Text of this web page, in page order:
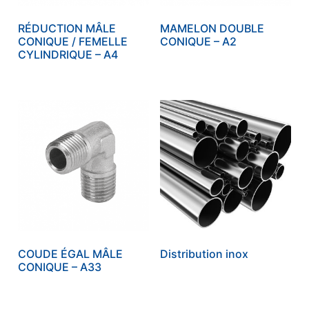
RÉDUCTION MÂLE
CONIQUE / FEMELLE
CYLINDRIQUE – A4
MAMELON DOUBLE
CONIQUE – A2
COUDE ÉGAL MÂLE
CONIQUE – A33
Distribution inox